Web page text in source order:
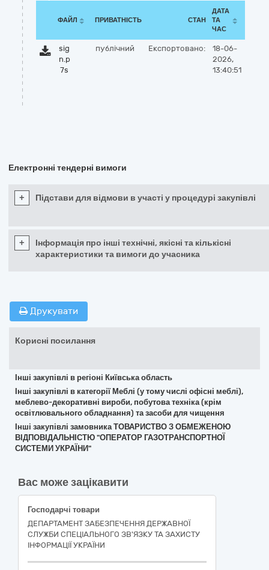
ФАЙЛ ПРИВАТНІСТЬ СТАН
ДАТА
ТА
ЧАС
sig
n.p
7s
публічний Експортовано:
18-06-
2026,
13:40:51
Електронні тендерні вимоги
+ Підстави для відмови в участі у процедурі закупівлі
+
Інформація про інші технічні, якісні та кількісні
характеристики та вимоги до учасника
Друкувати
Корисні посилання
Інші закупівлі в регіоні Київська область
Інші закупівлі в категорії Меблі (у тому числі офісні меблі),
меблево-декоративні вироби, побутова техніка (крім
освітлювального обладнання) та засоби для чищення
Інші закупівлі замовника ТОВАРИСТВО З ОБМЕЖЕНОЮ
ВІДПОВІДАЛЬНІСТЮ "ОПЕРАТОР ГАЗОТРАНСПОРТНОЇ
СИСТЕМИ УКРАЇНИ"
Вас може зацікавити
Господарчі товари
ДЕПАРТАМЕНТ ЗАБЕЗПЕЧЕННЯ ДЕРЖАВНОЇ
СЛУЖБИ СПЕЦІАЛЬНОГО ЗВ'ЯЗКУ ТА ЗАХИСТУ
ІНФОРМАЦІЇ УКРАЇНИ